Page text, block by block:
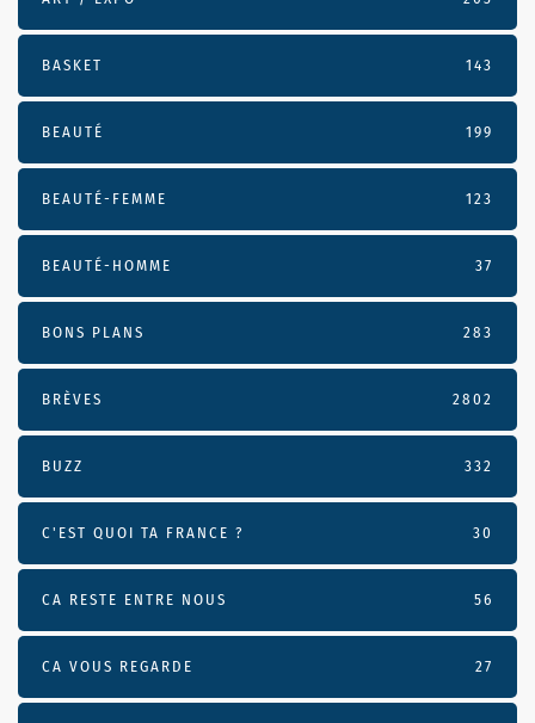
BASKET 143
BEAUTÉ 199
BEAUTÉ-FEMME 123
BEAUTÉ-HOMME 37
BONS PLANS 283
BRÈVES 2802
BUZZ 332
C'EST QUOI TA FRANCE ? 30
CA RESTE ENTRE NOUS 56
CA VOUS REGARDE 27